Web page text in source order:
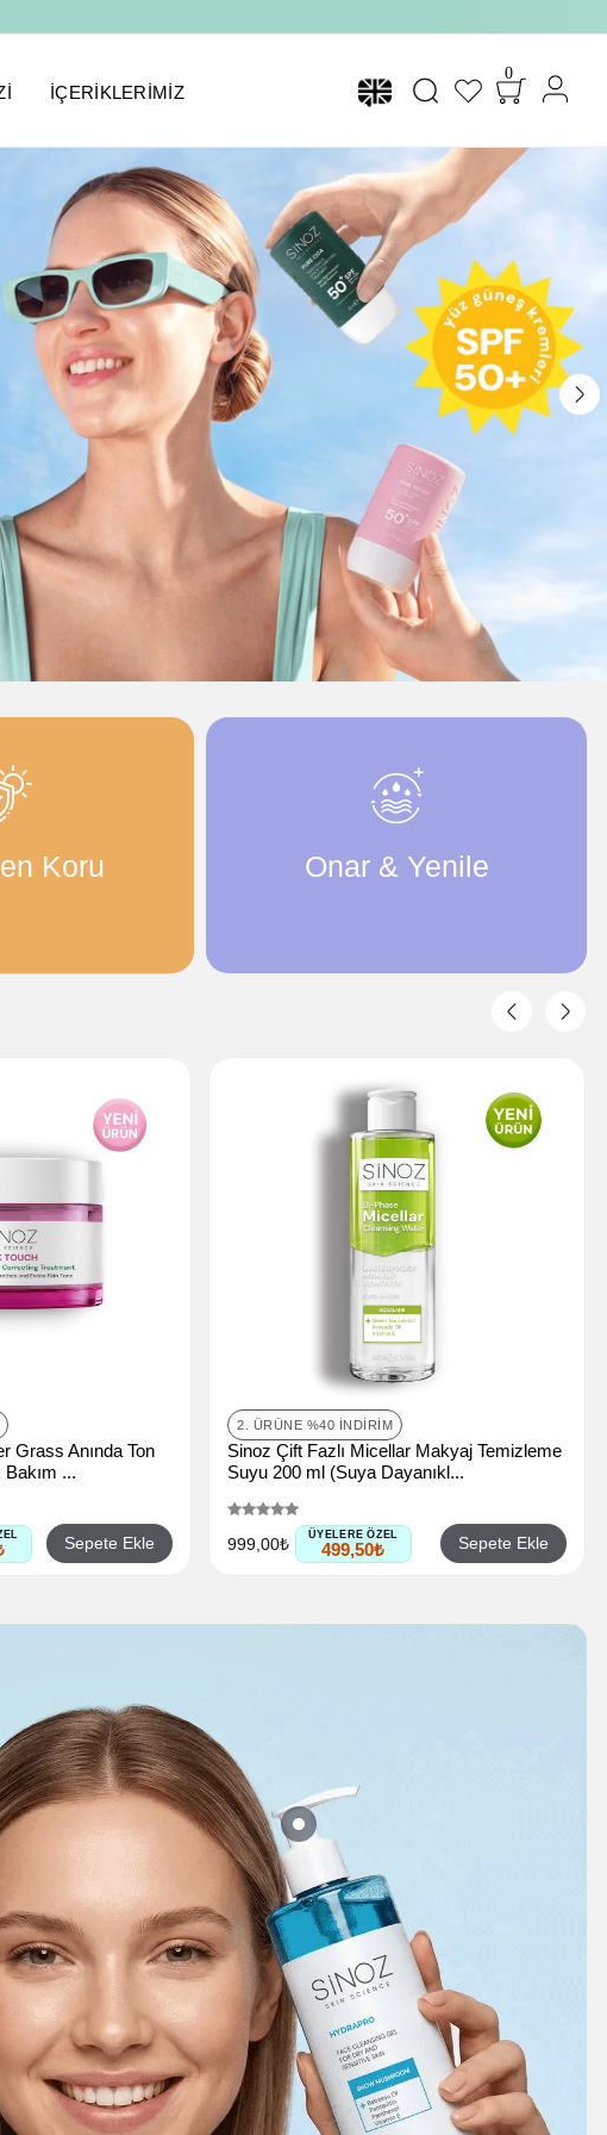
İÇERIKLERIMIZ
0
Koru Onar & Yenile
Grass Anında Ton
Bakım ...
Sepete Ekle
2. ÜRÜNE %40 İNDIRIM
Sinoz Çift Fazlı Micellar Makyaj Temizleme
Suyu 200 ml (Suya Dayanıkl...
999,00₺ ÜYELERE ÖZEL
499,50₺ Sepete Ekle